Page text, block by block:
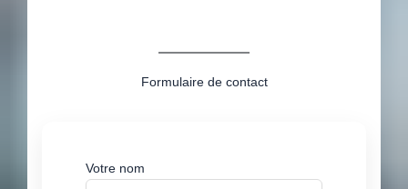
Formulaire de contact
Votre nom